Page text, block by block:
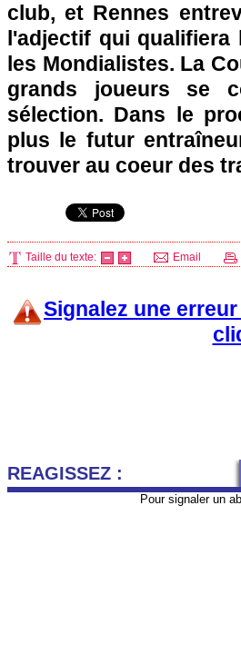
club, et Rennes
l'adjectif qui qualifiera
les Mondialistes. La
grands joueurs se
sélection. Dans le
plus le futur
trouver au coeur des
Taille du texte: Email
Signalez une
REAGISSEZ :
Pour signaler un